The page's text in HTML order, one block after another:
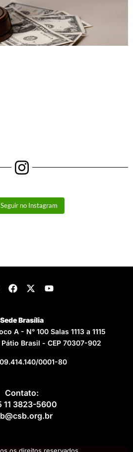
Seguir no Instagram
Sede Brasília
A - N° 100 Salas 1113 a 1115
Brasil - CEP 70307-902
0001-80
Contato:
11 3823-5600
os direitos reservados.